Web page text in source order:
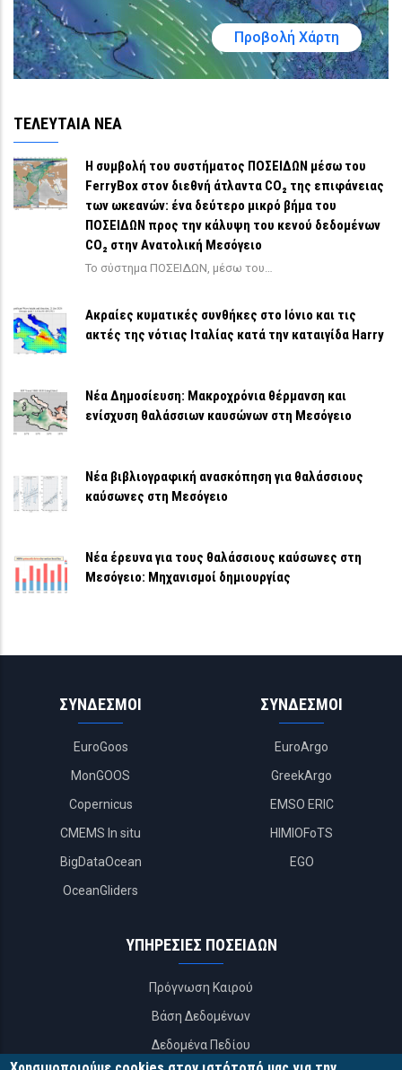
Προβολή Χάρτη
ΤΕΛΕΥΤΑΙΑ ΝΕΑ
Η συμβολή του συστήματος ΠΟΣΕΙΔΩΝ μέσω του
FerryBox στον διεθνή άτλαντα CO₂ της επιφάνειας
των ωκεανών: ένα δεύτερο μικρό βήμα του
ΠΟΣΕΙΔΩΝ προς την κάλυψη του κενού δεδομένων
CO₂ στην Ανατολική Μεσόγειο
Το σύστημα ΠΟΣΕΙΔΩΝ, μέσω του…
Ακραίες κυματικές συνθήκες στο Ιόνιο και τις
ακτές της νότιας Ιταλίας κατά την καταιγίδα Harry
Νέα Δημοσίευση: Μακροχρόνια θέρμανση και
ενίσχυση θαλάσσιων καυσώνων στη Μεσόγειο
Νέα βιβλιογραφική ανασκόπηση για θαλάσσιους
καύσωνες στη Μεσόγειο
Νέα έρευνα για τους θαλάσσιους καύσωνες στη
Μεσόγειο: Μηχανισμοί δημιουργίας
ΣΥΝΔΕΣΜΟΙ
EuroGoos
MonGOOS
Copernicus
CMEMS In situ
BigDataOcean
OceanGliders
ΣΥΝΔΕΣΜΟΙ
EuroArgo
GreekArgo
EMSO ERIC
HIMIOFoTS
EGO
ΥΠΗΡΕΣΙΕΣ ΠΟΣΕΙΔΩΝ
Πρόγνωση Καιρού
Βάση Δεδομένων
Δεδομένα Πεδίου